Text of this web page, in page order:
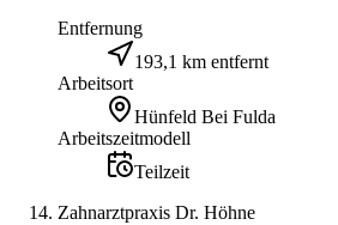
Entfernung
193,1 km entfernt
Arbeitsort
Hünfeld Bei Fulda
Arbeitszeitmodell
Teilzeit
Zahnarztpraxis Dr. Höhne